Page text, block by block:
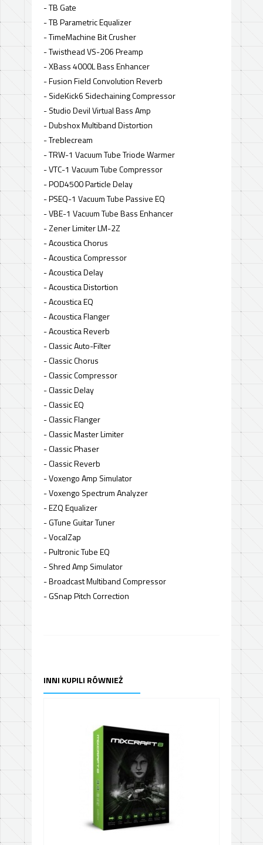
- TB Gate
- TB Parametric Equalizer
- TimeMachine Bit Crusher
- Twisthead VS-206 Preamp
- XBass 4000L Bass Enhancer
- Fusion Field Convolution Reverb
- SideKick6 Sidechaining Compressor
- Studio Devil Virtual Bass Amp
- Dubshox Multiband Distortion
- Treblecream
- TRW-1 Vacuum Tube Triode Warmer
- VTC-1 Vacuum Tube Compressor
- POD4500 Particle Delay
- PSEQ-1 Vacuum Tube Passive EQ
- VBE-1 Vacuum Tube Bass Enhancer
- Zener Limiter LM-2Z
- Acoustica Chorus
- Acoustica Compressor
- Acoustica Delay
- Acoustica Distortion
- Acoustica EQ
- Acoustica Flanger
- Acoustica Reverb
- Classic Auto-Filter
- Classic Chorus
- Classic Compressor
- Classic Delay
- Classic EQ
- Classic Flanger
- Classic Master Limiter
- Classic Phaser
- Classic Reverb
- Voxengo Amp Simulator
- Voxengo Spectrum Analyzer
- EZQ Equalizer
- GTune Guitar Tuner
- VocalZap
- Pultronic Tube EQ
- Shred Amp Simulator
- Broadcast Multiband Compressor
- GSnap Pitch Correction
INNI KUPILI RÓWNIEŻ